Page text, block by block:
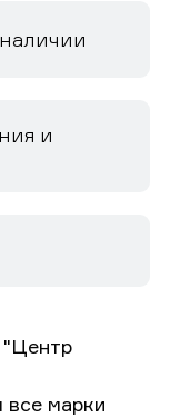
и
"Центр
все марки